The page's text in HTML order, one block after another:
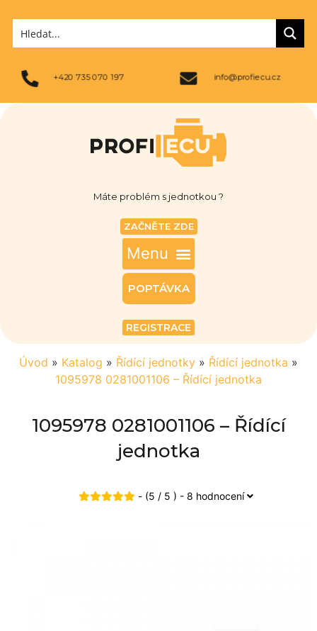
+420 735 070 197 info@profiecu.cz
Máte problém s jednotkou ?
ZAČNĚTE ZDE
POPTÁVKA
REGISTRACE
Úvod » Katalog » Řídící jednotky » Řídící jednotka »
1095978 0281001106 – Řídící jednotka
1095978 0281001106 – Řídící
jednotka
- (5 / 5 ) - 8 hodnocení